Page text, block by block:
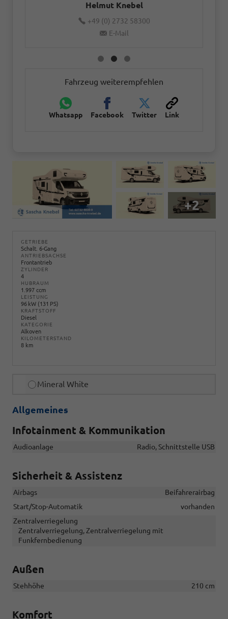
Helmut Knebel
+49 (0) 2732 58300
E-Mail
Fahrzeug weiterempfehlen
Whatsapp Facebook Twitter Link
+2
GETRIEBE
Schalt. 6-Gang
ANTRIEBSACHSE
Frontantrieb
ZYLINDER
4
HUBRAUM
1.997 ccm
LEISTUNG
96 kW (131 PS)
KRAFTSTOFF
Diesel
KATEGORIE
Alkoven
KILOMETERSTAND
8 km
Mineral White
Allgemeines
Infotainment & Kommunikation
Audioanlage Radio, Schnittstelle USB
Sicherheit & Assistenz
Airbags
Beifahrerairbag
Start/Stop-Automatik
vorhanden
Zentralverriegelung
Zentralverriegelung, Zentralverriegelung mit
Funkfernbedienung
Außen
Stehhöhe 210 cm
Komfort